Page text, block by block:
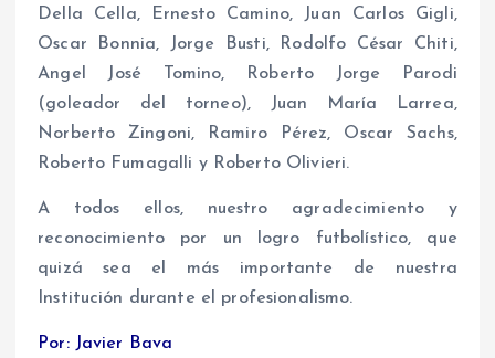
Della Cella, Ernesto Camino, Juan Carlos Gigli,
Oscar Bonnia, Jorge Busti, Rodolfo César Chiti,
Angel José Tomino, Roberto Jorge Parodi
(goleador del torneo), Juan María Larrea,
Norberto Zingoni, Ramiro Pérez, Oscar Sachs,
Roberto Fumagalli y Roberto Olivieri.
A todos ellos, nuestro agradecimiento y
reconocimiento por un logro futbolístico, que
quizá sea el más importante de nuestra
Institución durante el profesionalismo.
Por: Javier Bava